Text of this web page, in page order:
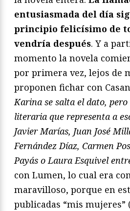
entusiasmada del día
principio felicísimo de
vendría después. Y a
momento la novela
por primera vez, lejos de
proponen fichar con
Karina se salta el dato, pero
literaria que representa a
Javier Marías, Juan José
Fernández Díaz, Carmen
Payás o Laura Esquivel
con Lumen, lo cual era
maravilloso, porque en
publicadas “mis mujeres”